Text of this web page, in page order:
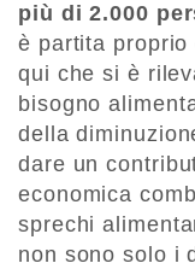
più di 2.000
è partita proprio
qui che si è
bisogno
della
dare un
economica
sprechi
non sono solo i